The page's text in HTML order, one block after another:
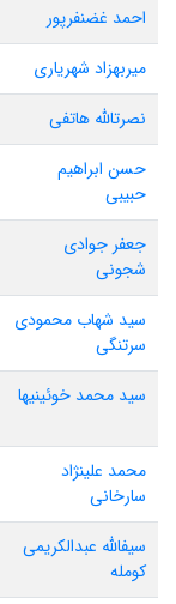
احمد غضنفرپور
میربهزاد شهریاری
نصرتالله هاتفی
حسن ابراهیم
حبیبی
جعفر جوادی
شجونی
سید شهاب محمودی
سرتنگی
سید محمد خوئینیها
محمد علینژاد
سارخانی
سیفالله عبدالکریمی
کومله